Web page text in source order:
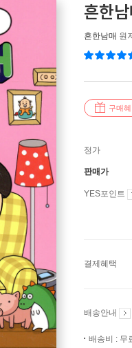
흔한
흔한남매 원
구매
정가
판매가
YES포인트
결제혜택
배송안내
배송비 : 무